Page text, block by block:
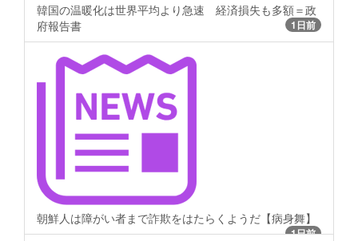
韓国の温暖化は世界平均より急速 経済損失も多額＝政
府報告書
1日前
朝鮮人は障がい者まで詐欺をはたらくようだ【病身舞】
1日前